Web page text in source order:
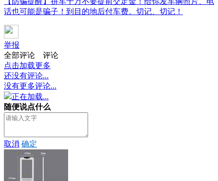
话也可能是骗子！到目的地后付车费。切记、切记！
举报
全部评论
评论
点击加载更多
还没有评论...
没有更多评论...
正在加载...
随便说点什么
取消 确定